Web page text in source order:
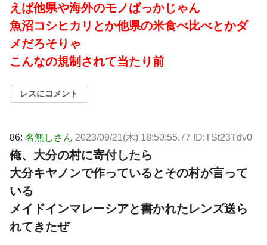
えば他県や海外のモノばっかじゃん
魚沼コシヒカリとか他県の米食べ比べとかダ
メだろそりゃ
こんなの規制されて当たり前
レスにコメント
86: 名無しさん 2023/09/21(木) 18:50:55.77 ID:TSt23Tdv0
俺、大分の村に寄付したら
大分キヤノンで作っているとその村が言って
いる
メイドインマレーシアと書かれたレンズ送ら
れてきたぜ